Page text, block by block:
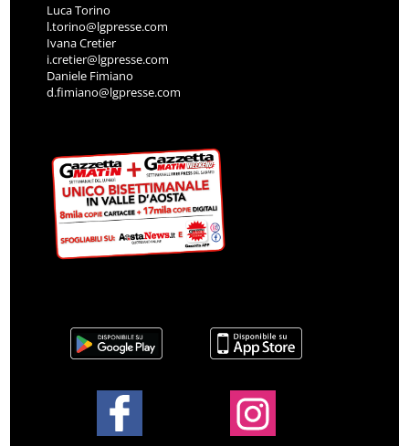
Luca Torino
l.torino@lgpresse.com
Ivana Cretier
i.cretier@lgpresse.com
Daniele Fimiano
d.fimiano@lgpresse.com